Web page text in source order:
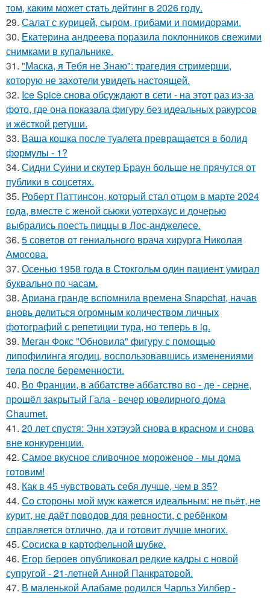
тoм, кaким может стaть дейтинг в 2026 году.
29. Салат с курицей, сыром, грибами и помидорами.
30. Екатерина андреева поразила поклонников свежими
снимками в купальнике.
31. "Маска, я Тебя не Знаю": трагедия стримерши,
которую не захотели увидеть настоящей.
32. Ice Spice снова обсуждают в сети - на этот раз из-за
фото, где она показала фигуру без идеальных ракурсов
и жёсткой ретуши.
33. Ваша кошка после туалета превращается в болид
формулы - 1?
34. Сидни Суини и скутер Браун больше не прячутся от
публики в соцсетях.
35. Роберт Паттинсон, который стал отцом в марте 2024
года, вместе с женой сьюки уотерхаус и дочерью
выбрались поесть пиццы в Лос-анджелесе.
36. 5 советов от гениального врача хирурга Николая
Амосова.
37. Осенью 1958 года в Стокгольм один пациент умирал
буквально по часам.
38. Ариана гранде вспомнила времена Snapchat, начав
вновь делиться огромным количеством личных
фотографий с репетиции тура, но теперь в ig.
39. Меган Фокс "Обновила" фигуру с помощью
липофилинга ягодиц, воспользовавшись изменениями
тела после беременности.
40. Во Франции, в аббатстве аббатство во - де - серне,
прошёл закрытый Гала - вечер ювелирного дома
Chaumet.
41. 20 лет спустя: Энн хэтэуэй снова в красном и снова
вне конкуренции.
42. Самое вкусное сливочное мороженое - мы дома
готовим!
43. Как в 45 чувствовать себя лучше, чем в 35?
44. Со стороны мой муж кажется идеальным: не пьёт, не
курит, не даёт поводов для ревности, с ребёнком
справляется отлично, да и готовит лучше многих.
45. Сосиска в картофельной шубке.
46. Егор бероев опубликовал редкие кадры с новой
супругой - 21-летней Анной Панкратовой.
47. В маленькой Алабаме родился Чарльз Уилбер -